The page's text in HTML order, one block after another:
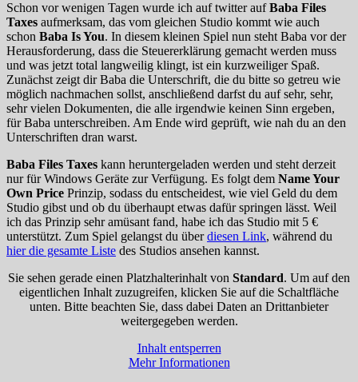
Schon vor wenigen Tagen wurde ich auf twitter aufBaba Files
Taxes aufmerksam, das vom gleichen Studio kommt wie auch
schon Baba Is You. In diesem kleinen Spiel nun steht Baba vor der
Herausforderung, dass die Steuererklärung gemacht werden muss
und was jetzt total langweilig klingt, ist ein kurzweiliger Spaß.
Zunächst zeigt dir Baba die Unterschrift, die du bitte so getreu wie
möglich nachmachen sollst, anschließend darfst du auf sehr, sehr,
sehr vielen Dokumenten, die alle irgendwie keinen Sinn ergeben,
für Baba unterschreiben. Am Ende wird geprüft, wie nah du an den
Unterschriften dran warst.
Baba Files Taxes kann heruntergeladen werden und steht derzeit
nur für Windows Geräte zur Verfügung. Es folgt dem Name Your
Own Price Prinzip, sodass du entscheidest, wie viel Geld du dem
Studio gibst und ob du überhaupt etwas dafür springen lässt. Weil
ich das Prinzip sehr amüsant fand, habe ich das Studio mit 5 €
unterstützt. Zum Spiel gelangst du überdiesen Link, während du
hier die gesamte Liste des Studios ansehen kannst.
Sie sehen gerade einen Platzhalterinhalt von Standard. Um auf den
eigentlichen Inhalt zuzugreifen, klicken Sie auf die Schaltfläche
unten. Bitte beachten Sie, dass dabei Daten an Drittanbieter
weitergegeben werden.
Inhalt entsperren
Mehr Informationen